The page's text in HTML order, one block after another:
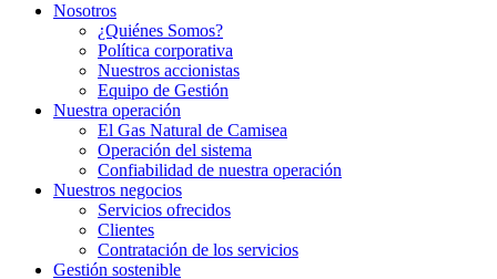
Nosotros
¿Quiénes Somos?
Política corporativa
Nuestros accionistas
Equipo de Gestión
Nuestra operación
El Gas Natural de Camisea
Operación del sistema
Confiabilidad de nuestra operación
Nuestros negocios
Servicios ofrecidos
Clientes
Contratación de los servicios
Gestión sostenible